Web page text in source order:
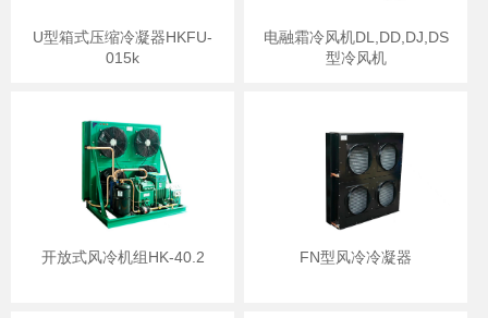
U型箱式压缩冷凝器HKFU-
015k
电融霜冷风机DL,DD,DJ,DS
型冷风机
开放式风冷机组HK-40.2 FN型风冷冷凝器